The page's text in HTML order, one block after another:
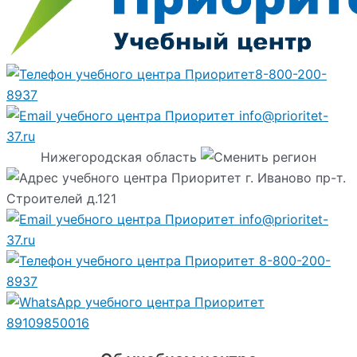
8-800-200-
8937
info@prioritet-
37.ru
Нижегородская область
г. Иваново пр-т.
Строителей д.121
info@prioritet-
37.ru
8-800-200-
8937
89109850016